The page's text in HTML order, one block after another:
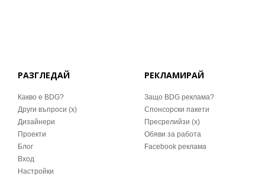
РАЗГЛЕДАЙ
Какво е BDG?
Други въпроси (x)
Дизайнери
Проекти
Блог
Вход
Настройки
РЕКЛАМИРАЙ
Защо BDG реклама?
Спонсорски пакети
Пресрелийзи (x)
Обяви за работа
Facebook реклама